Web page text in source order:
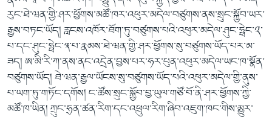
རུང་ཐེ་ཝན་གྱི་ཤར་ཕྱོགས་མཚོ་ཁར་འཕུར་མདེལ་བཙུགས་ནས་སྲུང་སྐྱོབ་ཡར་
རྒྱས་བཏང་ཡོད། རླངས་འཁོར་ཐོག་ཏུ་བཙུགས་པའི་འཕུར་མདེལ་ཤུང་ཧྥེང་༢་
པ་དང་ཤུང་ཧྥེང་༣་པ་རྣམས་ཐེ་ཝན་གྱི་ཤར་ཕྱོགས་སུ་བཙུགས་ཡོད་པར་མ་
ཟད། ཨ་མི་རི་ཀ་ནས་ནང་འདྲེན་བྱས་པར་ཧར་པུན་འཕུར་མདེལ་ཡང་ཁ་སྣོན་
བཙུགས་ཡོད། ཐེ་ཝན་རྒྱལ་ཡོངས་སུ་བཙུགས་ཡོད་པའི་འཕུར་མདེལ་གྱི་ནུས་
པ་ཡག་ཏུ་གཏོང་དགོས། ང་ཚོས་སྲུང་སྐྱོབ་བྱ་ཡུལ་གཙོ་བོ་ནི་ཤར་ཕྱོགས་ཀྱི་
མཚོ་ཁ་ཡིན། ཀྲུང་ཧྲན་ཚན་རིག་དང་འཕྲུལ་རིག་ཞིབ་འཇུག་ཁང་གིས་མྱུར་